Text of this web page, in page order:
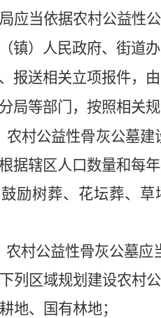
应当依据农村公益性
镇）人民政府、街道
报送相关立项报件，
局等部门，按照相关规
农村公益性骨灰公墓建
据辖区人口数量和每年
励树葬、花坛葬、
农村公益性骨灰公墓应
列区域规划建设农村
耕地、 国 有林地；